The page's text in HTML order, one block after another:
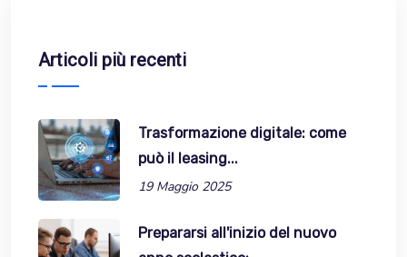
Articoli più recenti
Trasformazione digitale: come
può il leasing...
19 Maggio 2025
Prepararsi all'inizio del nuovo